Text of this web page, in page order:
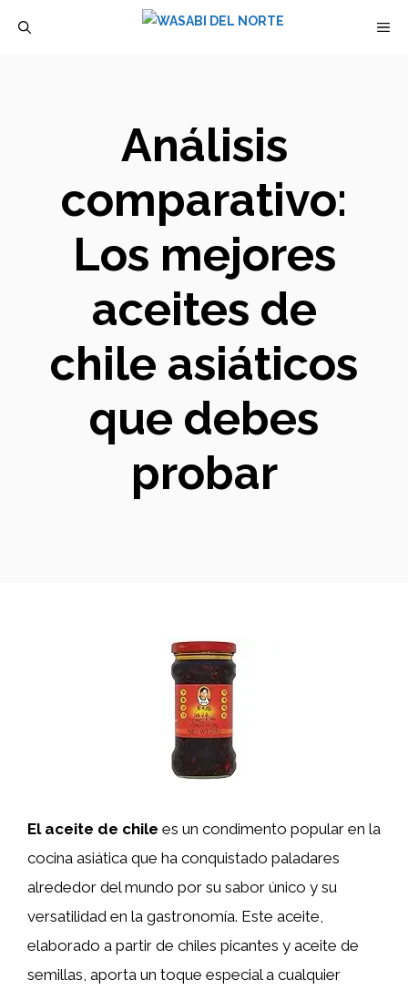
Análisis
comparativo:
Los mejores
aceites de
chile asiáticos
que debes
probar
El aceite de chile es un condimento popular en la
cocina asiática que ha conquistado paladares
alrededor del mundo por su sabor único y su
versatilidad en la gastronomía. Este aceite,
elaborado a partir de chiles picantes y aceite de
semillas, aporta un toque especial a cualquier